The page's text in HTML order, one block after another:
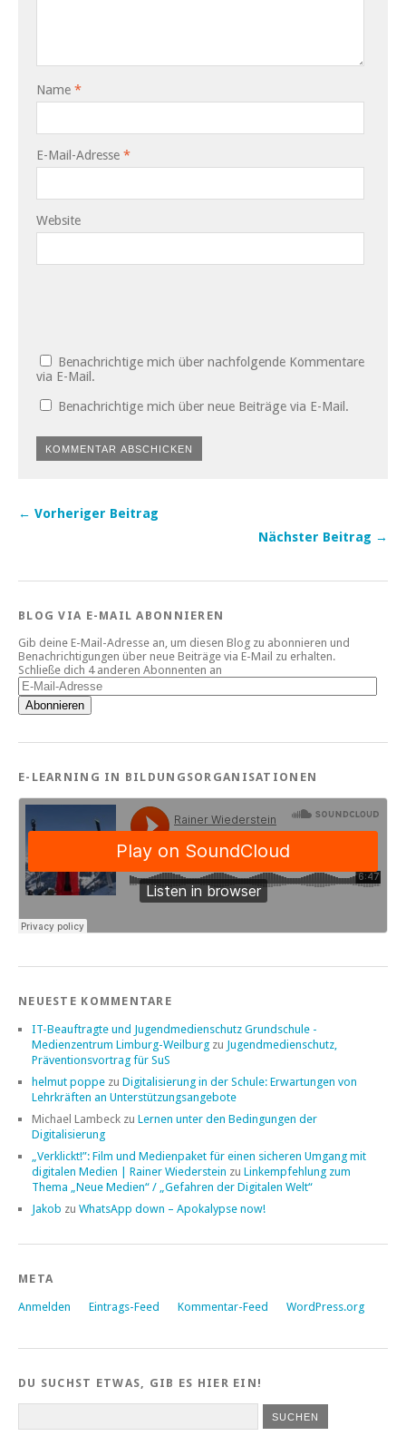
Name *
E-Mail-Adresse *
Website
Benachrichtige mich über nachfolgende Kommentare
via E-Mail.
Benachrichtige mich über neue Beiträge via E-Mail.
← Vorheriger Beitrag
Nächster Beitrag →
BLOG VIA E-MAIL ABONNIEREN
Gib deine E-Mail-Adresse an, um diesen Blog zu abonnieren und
Benachrichtigungen über neue Beiträge via E-Mail zu erhalten.
Schließe dich 4 anderen Abonnenten an
E-
Mail-
Adresse
Abonnieren
E-LEARNING IN BILDUNGSORGANISATIONEN
NEUESTE KOMMENTARE
IT-Beauftragte und Jugendmedienschutz Grundschule -
Medienzentrum Limburg-Weilburg zu Jugendmedienschutz,
Präventionsvortrag für SuS
helmut poppe zu Digitalisierung in der Schule: Erwartungen von
Lehrkräften an Unterstützungsangebote
Michael Lambeck zu Lernen unter den Bedingungen der
Digitalisierung
„Verklickt!”: Film und Medienpaket für einen sicheren Umgang mit
digitalen Medien | Rainer Wiederstein zu Linkempfehlung zum
Thema „Neue Medien“ / „Gefahren der Digitalen Welt“
Jakob zu WhatsApp down – Apokalypse now!
META
Anmelden Eintrags-Feed Kommentar-Feed WordPress.org
DU SUCHST ETWAS, GIB ES HIER EIN!